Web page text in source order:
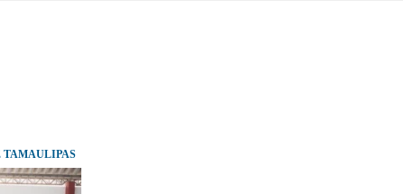
LA COMUNIDAD!
INVITA A DESCUBRIR EL ENCANTO DE LAS PLAYAS DEL GOLFO DE MÉXICO.
TAMAULIPAS